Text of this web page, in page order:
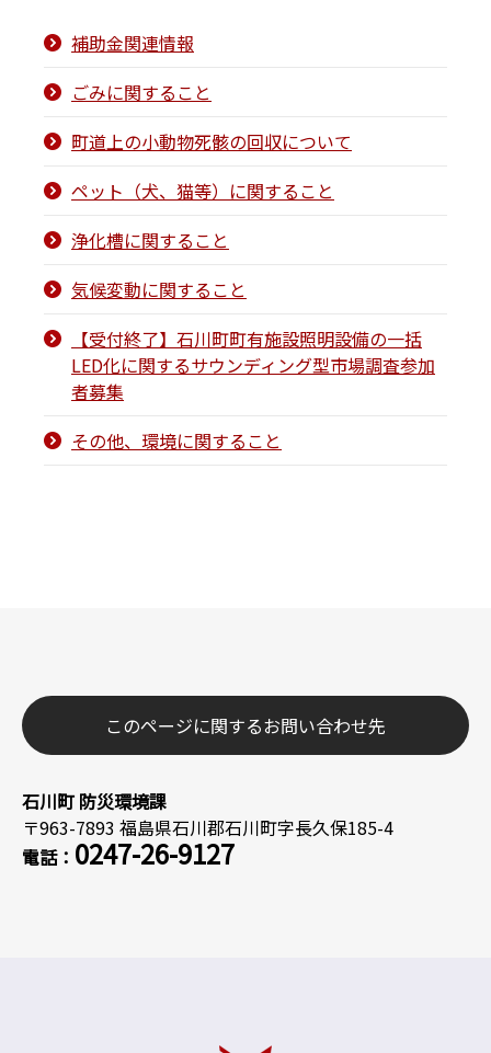
補助金関連情報
ごみに関すること
町道上の小動物死骸の回収について
ペット（犬、猫等）に関すること
浄化槽に関すること
気候変動に関すること
【受付終了】石川町町有施設照明設備の一括
LED化に関するサウンディング型市場調査参加
者募集
その他、環境に関すること
このページに関するお問い合わせ先
石川町 防災環境課
〒963-7893 福島県石川郡石川町字長久保185-4
電話： 0247-26-9127